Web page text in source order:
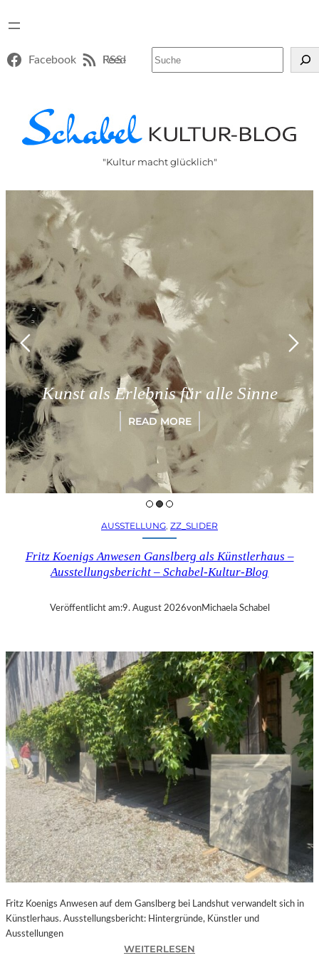
Facebook RSS-Feed
"Kultur macht glücklich"
Erlebnis für alle Sinne
READ MORE
AUSSTELLUNG, ZZ_SLIDER
Fritz Koenigs Anwesen Ganslberg als Künstlerhaus –
Ausstellungsbericht – Schabel-Kultur-Blog
Veröffentlicht am:9. August 2026vonMichaela Schabel
Fritz Koenigs Anwesen auf dem Ganslberg bei Landshut verwandelt sich in
Künstlerhaus. Ausstellungsbericht: Hintergründe, Künstler und
Ausstellungen
WEITERLESEN